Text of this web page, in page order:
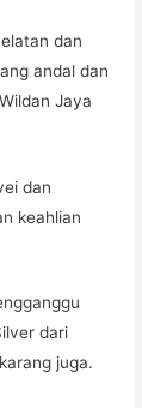
dan
andal dan
Jaya
dan
keahlian
dari
juga.